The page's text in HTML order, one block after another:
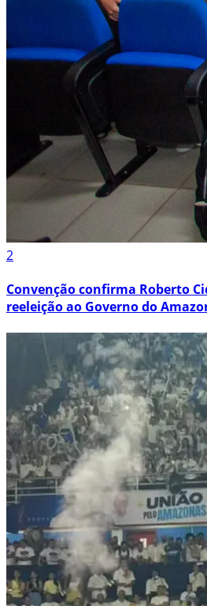
2
Convenção confirma Roberto
reeleição ao Governo do